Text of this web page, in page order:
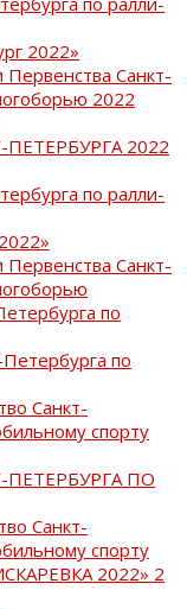
2022»
Первенства Санкт-
2022
ПЕТЕРБУРГА 2022
по ралли-
Первенства Санкт-
по
по
Санкт-
спорту
ПЕТЕРБУРГА ПО
Санкт-
спорту
2022» 2